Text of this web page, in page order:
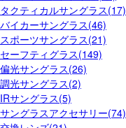
タクティカルサングラス(17)
バイカーサングラス(46)
スポーツサングラス(21)
セーフティグラス(149)
偏光サングラス(26)
調光サングラス(2)
IRサングラス(5)
サングラスアクセサリー(74)